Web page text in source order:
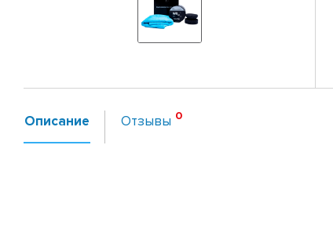
Описание Отзывы